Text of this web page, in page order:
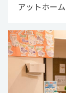
アットホー